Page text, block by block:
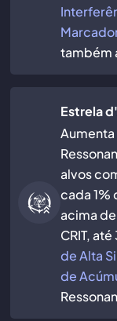
também
Estrela
Aumenta
alvos
cada 1%
acima
CRIT,
de Alta
de